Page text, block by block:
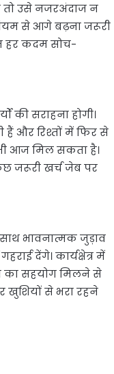
तो उसे नजरअंदाज न
संयम से आगे बढ़ना जरूरी
हर कदम सोच-
सराहना होगी।
हैं और रिश्तों में फिर से
आज मिल सकता है।
जरूरी खर्च जेब पर
भावनात्मक जुड़ाव
देंगे। कार्यक्षेत्र में
का सहयोग मिलने से
खुशियों से भरा रहने